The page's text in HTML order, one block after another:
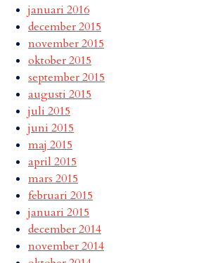
januari 2016
december 2015
november 2015
oktober 2015
september 2015
augusti 2015
juli 2015
juni 2015
maj 2015
april 2015
mars 2015
februari 2015
januari 2015
december 2014
november 2014